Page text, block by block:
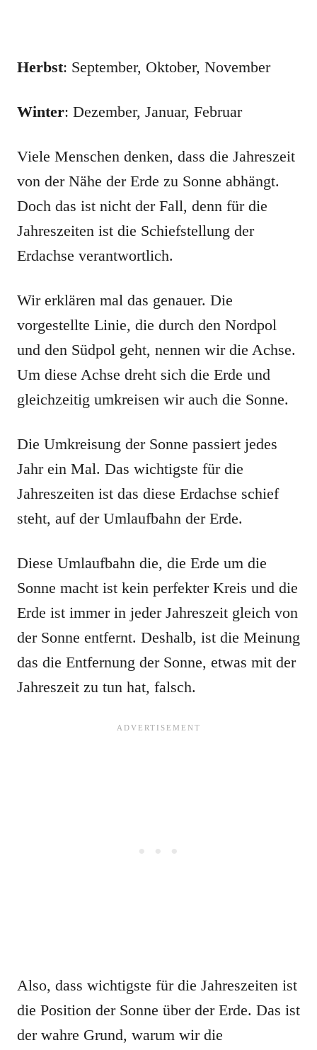
Herbst: September, Oktober, November
Winter: Dezember, Januar, Februar
Viele Menschen denken, dass die Jahreszeit
von der Nähe der Erde zu Sonne abhängt.
Doch das ist nicht der Fall, denn für die
Jahreszeiten ist die Schiefstellung der
Erdachse verantwortlich.
Wir erklären mal das genauer. Die
vorgestellte Linie, die durch den Nordpol
und den Südpol geht, nennen wir die Achse.
Um diese Achse dreht sich die Erde und
gleichzeitig umkreisen wir auch die Sonne.
Die Umkreisung der Sonne passiert jedes
Jahr ein Mal. Das wichtigste für die
Jahreszeiten ist das diese Erdachse schief
steht, auf der Umlaufbahn der Erde.
Diese Umlaufbahn die, die Erde um die
Sonne macht ist kein perfekter Kreis und die
Erde ist immer in jeder Jahreszeit gleich von
der Sonne entfernt. Deshalb, ist die Meinung
das die Entfernung der Sonne, etwas mit der
Jahreszeit zu tun hat, falsch.
Also, dass wichtigste für die Jahreszeiten ist
die Position der Sonne über der Erde. Das ist
der wahre Grund, warum wir die